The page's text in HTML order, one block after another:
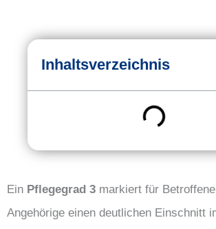
Inhaltsverzeichnis
Ein Pflegegrad 3 markiert für
Angehörige einen deutlichen Einschnitt